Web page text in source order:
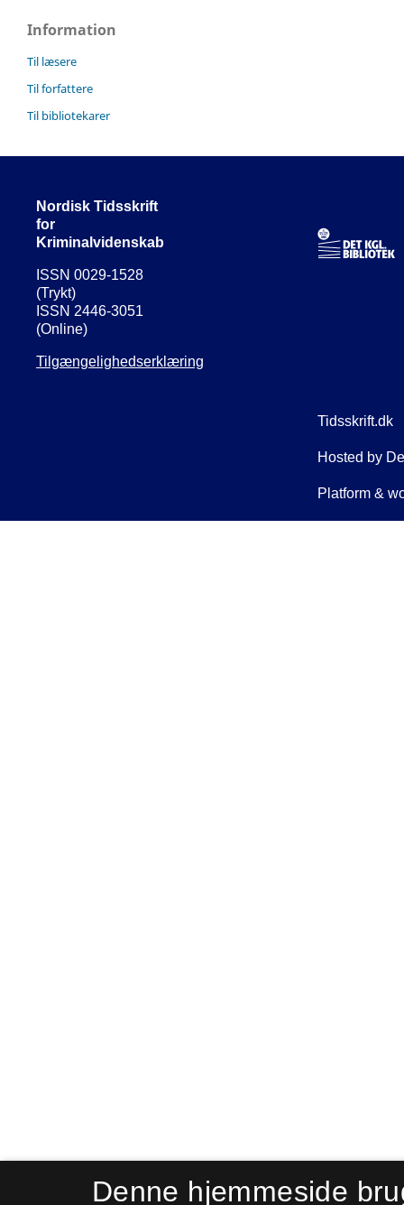
Information
Til læsere
Til forfattere
Til bibliotekarer
Nordisk Tidsskrift
for
Kriminalvidenskab
ISSN 0029-1528
(Trykt)
ISSN 2446-3051
(Online)
Tilgængelighedserklæring
Denne hjemmeside